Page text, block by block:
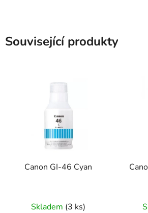
Související produkty
Canon GI-46 Cyan
Skladem (3 ks)